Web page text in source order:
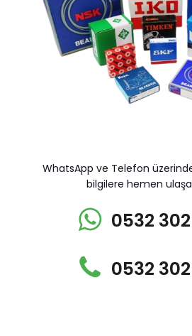
WhatsApp ve Telefon
bilgilere hemen
0532
0532